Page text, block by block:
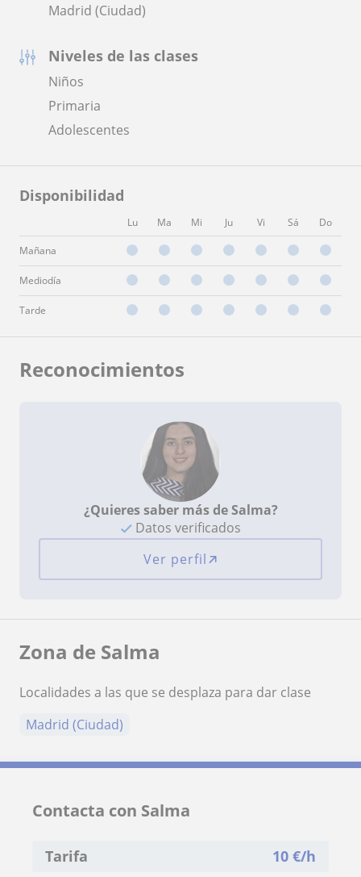
Madrid (Ciudad)
Niveles de las clases
Niños
Primaria
Adolescentes
Disponibilidad
Lu Ma Mi Ju Vi Sá Do
Mañana
Mediodía
Tarde
Reconocimientos
¿Quieres saber más de Salma?
Datos verificados
Ver perfil
Zona de Salma
Localidades a las que se desplaza para dar clase
Madrid (Ciudad)
Contacta con Salma
Tarifa 10 €/h